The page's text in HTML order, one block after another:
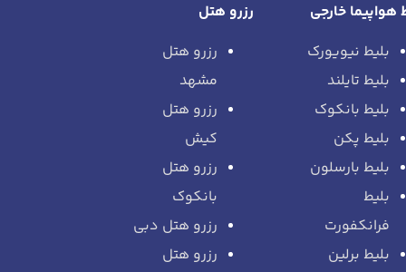
هواپیما خارجی
بلیط نیویورک
بلیط تایلند
بلیط بانکوک
بلیط پکن
بلیط بارسلون
بلیط
فرانکفورت
بلیط برلین
رزرو هتل
رزرو هتل
مشهد
رزرو هتل
کیش
رزرو هتل
بانکوک
رزرو هتل دبی
رزرو هتل